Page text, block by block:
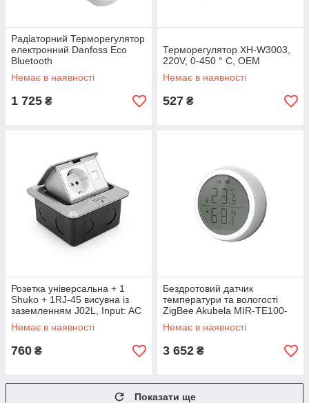
Радіаторний Терморегулятор
електронний Danfoss Eco
Bluetooth
Немає в наявності
1 725 ₴
Терморегулятор XH-W3003,
220V, 0-450 ° C, OEM
Немає в наявності
527 ₴
Розетка універсальна + 1
Shuko + 1RJ-45 висувна із
заземленням J02L, Input: AC
100-250V 13A, White
Немає в наявності
760 ₴
Бездротовий датчик
температури та вологості
ZigBee Akubela MIR-TE100-
TY (00-00001628)
Немає в наявності
3 652 ₴
Показати ще